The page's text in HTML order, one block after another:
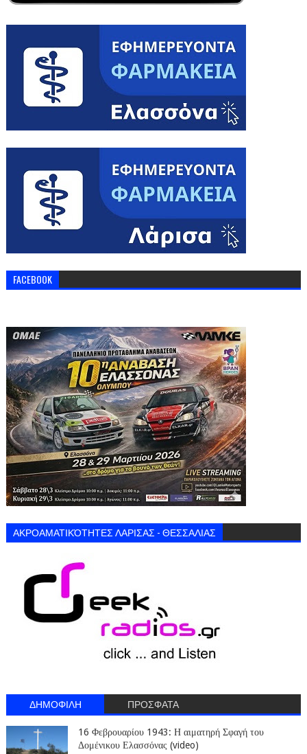
FACEBOOK
ΑΚΡΟΑΜΑΤΙΚΌΤΗΤΕΣ ΛΑΡΙΣΑΣ - ΘΕΣΣΑΛΙΑΣ
ΔΗΜΟΦΙΛΗ ΠΡΟΣΦΑΤΑ
16 Φεβρουαρίου 1943: Η αιματηρή Σφαγή του
Δομένικου Ελασσόνας (video)